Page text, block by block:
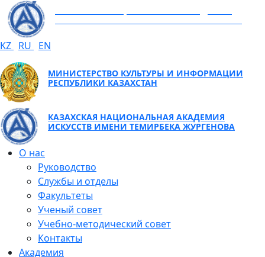
KZ RU EN
МИНИСТЕРСТВО КУЛЬТУРЫ И ИНФОРМАЦИИ
РЕСПУБЛИКИ КАЗАХСТАН
КАЗАХСКАЯ НАЦИОНАЛЬНАЯ АКАДЕМИЯ
ИСКУССТВ ИМЕНИ ТЕМИРБЕКА ЖУРГЕНОВА
О нас
Руководство
Службы и отделы
Факультеты
Ученый совет
Учебно-методический совет
Контакты
Академия